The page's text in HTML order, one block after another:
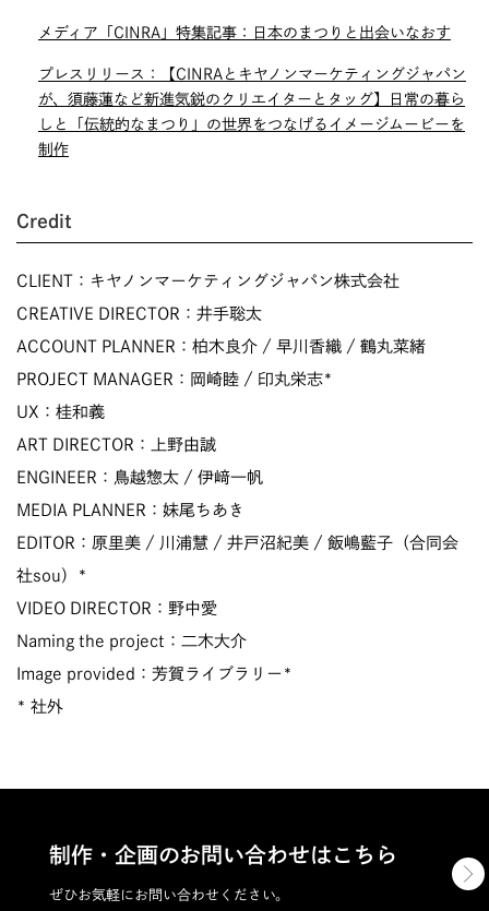
メディア「CINRA」特集記事：日本のまつりと出会いなおす
プレスリリース：【CINRAとキヤノンマーケティングジャパン
が、須藤蓮など新進気鋭のクリエイターとタッグ】日常の暮ら
しと「伝統的なまつり」の世界をつなげるイメージムービーを
制作
Credit
CLIENT：キヤノンマーケティングジャパン株式会社
CREATIVE DIRECTOR：井手聡太
ACCOUNT PLANNER：柏木良介 / 早川香織 / 鶴丸菜緒
PROJECT MANAGER：岡崎睦 / 印丸栄志*
UX：桂和義
ART DIRECTOR：上野由誠
ENGINEER：鳥越惣太 / 伊﨑一帆
MEDIA PLANNER：妹尾ちあき
EDITOR：原里美 / 川浦慧 / 井戸沼紀美 / 飯嶋藍子（合同会
社sou）*
VIDEO DIRECTOR：野中愛
Naming the project：二木大介
Image provided：芳賀ライブラリー*
* 社外
制作・企画のお問い合わせはこちら
ぜひお気軽にお問い合わせください。